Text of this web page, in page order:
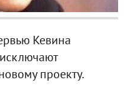
Кевина
проекту.